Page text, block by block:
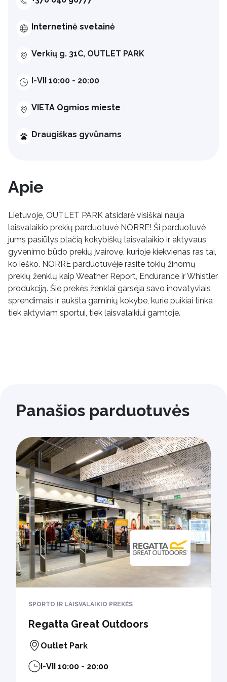
Internetinė svetainė
Verkių g. 31C, OUTLET PARK
I-VII 10:00 - 20:00
VIETA Ogmios mieste
Draugiškas gyvūnams
Apie
Lietuvoje, OUTLET PARK atsidarė visiškai nauja
laisvalaikio prekių parduotuvė NORRE! Ši parduotuvė
jums pasiūlys plačią kokybiškų laisvalaikio ir aktyvaus
gyvenimo būdo prekių įvairovę, kurioje kiekvienas ras tai,
ko ieško. NORRE parduotuvėje rasite tokių žinomų
prekių ženklų kaip Weather Report, Endurance ir Whistler
produkciją. Šie prekės ženklai garsėja savo inovatyviais
sprendimais ir aukšta gaminių kokybe, kurie puikiai tinka
tiek aktyviam sportui, tiek laisvalaikiui gamtoje.
Panašios parduotuvės
SPORTO IR LAISVALAIKIO PREKĖS
Regatta Great Outdoors
Outlet Park
I-VII 10:00 - 20:00